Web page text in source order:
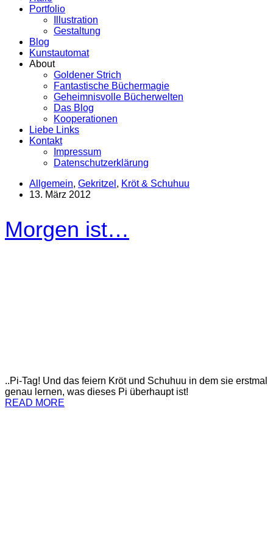
Portfolio
Illustration
Gestaltung
Blog
Kunstautomat
About
Goldener Strich
Fantastische Büchermagie
Geheimnisvolle Bücherwelten
Das Blog
Kooperationen
Liebe Links
Kontakt
Impressum
Datenschutzerklärung
Allgemein, Gekritzel , Kröt & Schuhuu
13. März 2012
Morgen ist…
..Pi-Tag! Und das feiern Kröt und Schuhuu in dem sie erstmal
genau lernen, was dieses Pi überhaupt ist!
READ MORE